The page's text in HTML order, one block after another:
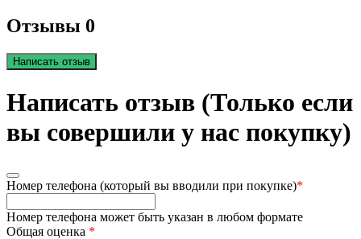
Отзывы 0
Написать отзыв
Написать отзыв (Только если
вы совершили у нас покупку)
Номер телефона (который вы вводили при покупке)*
Номер телефона может быть указан в любом формате
Общая оценка *